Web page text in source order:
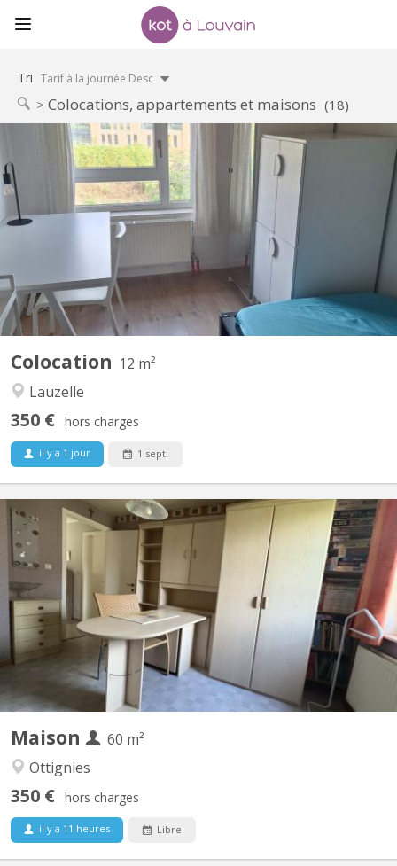
Tri Tarif à la journée Desc
Colocations, appartements et maisons (18)
Colocation 12 m²
Lauzelle
350 € hors charges
il y a 1 jour 1 sept.
KV 1465
familiale à Lauzelle (Louvain-la-Neuve) Nous proposons une
chambre meublée à louer dans une maison familiale située dans
le quartier résidentiel de Lauzelle, à Louvain-la-Neuve. La maison
est partagée avec la propriétaire, un étudiant en Erasmus à
UCLouvain et un élève en retho au LMV. 🔹...
Maison
60 m²
Ottignies
350 € hors charges
il y a 11 heures Libre
KV 2089
Chambre individuelle Cuisine et salle de bain commune